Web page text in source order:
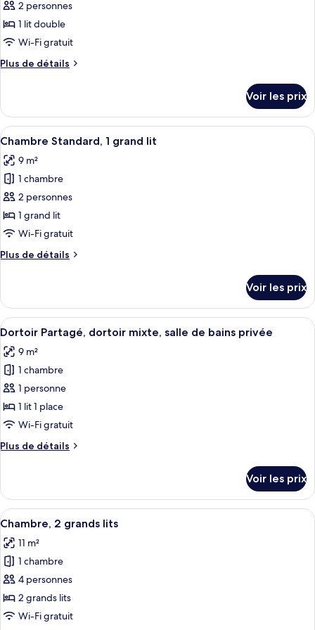
lit
une
place
pour
ce
type
chambre :
lit
double
2 personnes
1 lit double
Wi-Fi gratuit
Plus de détails
Plus
le
type
de
Chambre
Standard,
lit
double
Voir les prix
Afficher
toutes
les
photos
pour
ce
type
chambre :
grand
lit
Une chambre à coucher avec un lit,
5
Chambre Standard, 1 grand lit
9 m²
1 chambre
2 personnes
1 grand lit
Wi-Fi gratuit
Plus de détails
Plus
le
type
de
Chambre
Standard,
grand
lit
Voir les prix
Afficher
toutes
les
photos
pour
ce
type
chambre :
dortoir
mixte,
salle
de
bains
privée
Une pièce compacte, à plusieurs
5
Dortoir Partagé, dortoir mixte, salle de bains privée
9 m²
1 chambre
1 personne
1 lit 1 place
Wi-Fi gratuit
Plus de détails
Plus
le
type
de
Dortoir
Partagé,
dortoir
mixte,
salle
de
bains
Voir les prix
Afficher
toutes
les
photos
pour
ce
type
Une chambre à coucher avec un lit,
7
Chambre, 2 grands lits
11 m²
1 chambre
4 personnes
2 grands lits
Wi-Fi gratuit